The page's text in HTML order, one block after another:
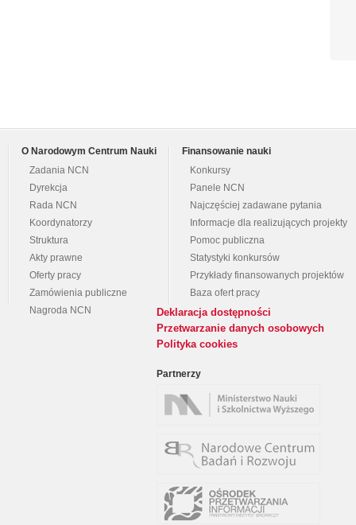
O Narodowym Centrum Nauki
Zadania NCN
Dyrekcja
Rada NCN
Koordynatorzy
Struktura
Akty prawne
Oferty pracy
Zamówienia publiczne
Nagroda NCN
Finansowanie nauki
Konkursy
Panele NCN
Najczęściej zadawane pytania
Informacje dla realizujących projekty
Pomoc publiczna
Statystyki konkursów
Przykłady finansowanych projektów
Baza ofert pracy
Deklaracja dostępności
Przetwarzanie danych osobowych
Polityka cookies
Partnerzy